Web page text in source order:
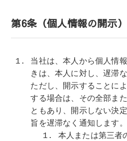
第6条（個人情報の開示）
当社は、本人から個人情
きは、本人に対し、遅滞
ただし、開示することに
する場合は、その全部ま
ともあり、開示しない決
旨を遅滞なく通知します。
本人または第三者